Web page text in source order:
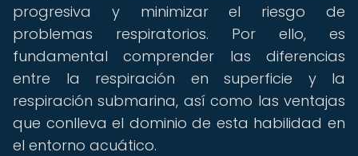
progresiva y minimizar el riesgo de
problemas respiratorios. Por ello, es
fundamental comprender las diferencias
entre la respiración en superficie y la
respiración submarina, así como las ventajas
que conlleva el dominio de esta habilidad en
el entorno acuático.